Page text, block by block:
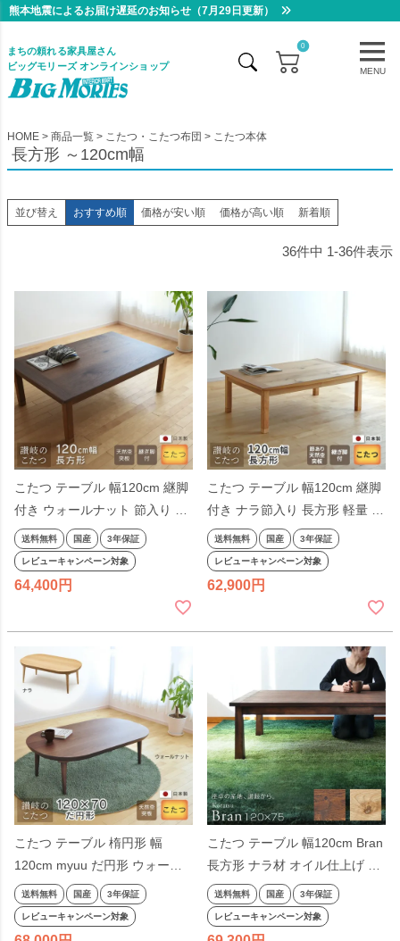
熊本地震によるお届け遅延のお知らせ（7月29日更新）
MENU
まちの頼れる家具屋さん
ビッグモリーズ オンラインショップ
0
HOME 商品一覧 こたつ・こたつ布団 こたつ本体
長方形 ～120cm幅
並び替え おすすめ順 価格が安い順 価格が高い順 新着順
36件中 1-36件表示
こたつ テーブル 幅120cm 継脚
付き ウォールナット 節入り 長
方形 軽量 シンプル 天然木 ダー
クブラウン ナチュラル 日本製
国産 日本製
送料無料 国産 3年保証
レビューキャンペーン対象
64,400
こたつ テーブル 幅120cm 継脚
付き ナラ節入り 長方形 軽量 シ
ンプル 天然木 ナチュラル 日本
製 国産 日本製
送料無料 国産 3年保証
レビューキャンペーン対象
62,900
こたつ テーブル 楕円形 幅
120cm myuu だ円形 ウォール
ナット ナラ だ円形 楕円型 だ円
型 オーバル型 天然木 ナチュラ
ル色 ダークブラウン色 日本製
送料無料 国産 3年保証
レビューキャンペーン対象
こたつ テーブル 幅120cm Bran
長方形 ナラ材 オイル仕上げ シ
ンプル 洋風 北欧 ナチュラル ダ
ークブラウン 天然木 ブラン 国
産 日本製
送料無料 国産 3年保証
レビューキャンペーン対象